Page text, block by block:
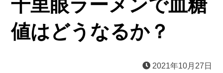
千里眼ラーメンで血糖
値はどうなるか？
2021年10月27日